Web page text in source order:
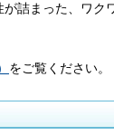
詰まった、ワク
をご覧ください。